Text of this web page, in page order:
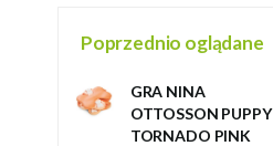
Poprzednio oglądane
GRA NINA
OTTOSSON PUPPY
TORNADO PINK